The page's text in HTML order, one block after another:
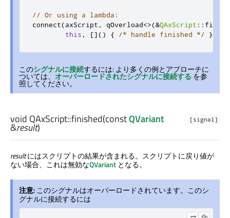
// Or using a lambda:
connect(axScript , qOverload<>(&QAxScript ::
this , []() { /* handle finished */ });
このシグナルに接続するには: より多くの例とアプローチに
ついては、 オーバーロードされたシグナルに接続する を参
照してください。
[signal]
void QAxScript::finished(constQVariant
&result)
resultにはスクリプトの結果が含まれる。スクリプトに戻り値が
ない場合、これは無効なQVariant となる。
注意:このシグナルはオーバーロードされています。このシ
グナルに接続するには